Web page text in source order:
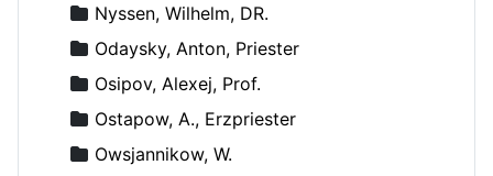
Nyssen, Wilhelm, DR.
Odaysky, Anton, Priester
Osipov, Alexej, Prof.
Ostapow, A., Erzpriester
Owsjannikow, W.